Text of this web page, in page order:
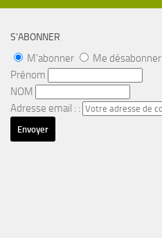
S’ABONNER
M'abonner
Me désabonner
Prénom
NOM
Adresse email : :